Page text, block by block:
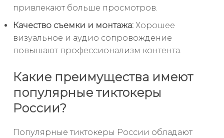
привлекают больше просмотров.
Качество съемки и монтажа: Хорошее
визуальное и аудио сопровождение
повышают профессионализм контента.
Какие преимущества имеют
популярные тиктокеры
России?
Популярные тиктокеры России обладают